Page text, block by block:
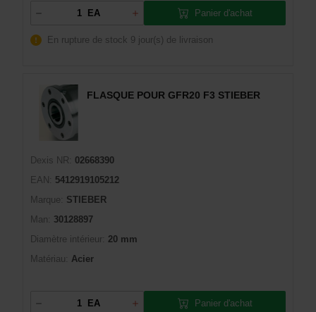
EA Panier d'achat
En rupture de stock 9 jour(s) de livraison
FLASQUE POUR GFR20 F3 STIEBER
Dexis NR:
02668390
EAN:
5412919105212
Marque:
STIEBER
Man:
30128897
Diamètre intérieur: 20 mm
Matériau:
Acier
EA Panier d'achat